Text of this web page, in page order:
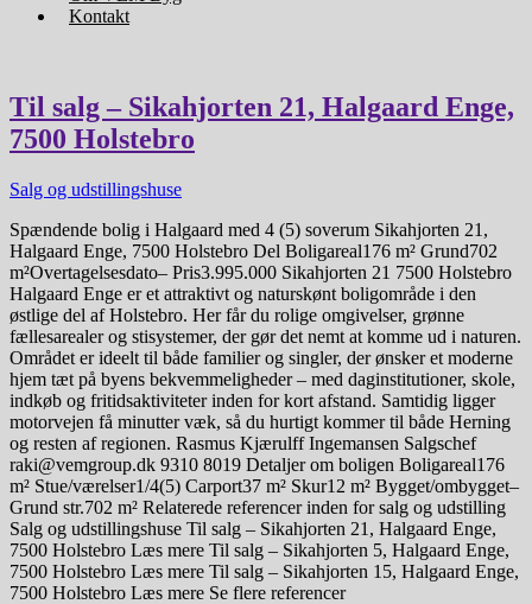
Kontakt
Til salg – Sikahjorten 21, Halgaard Enge,
7500 Holstebro
Salg og udstillingshuse
Spændende bolig i Halgaard med 4 (5) soverum Sikahjorten 21,
Halgaard Enge, 7500 Holstebro Del Boligareal176 m² Grund702
m²Overtagelsesdato– Pris3.995.000 Sikahjorten 21 7500 Holstebro
Halgaard Enge er et attraktivt og naturskønt boligområde i den
østlige del af Holstebro. Her får du rolige omgivelser, grønne
fællesarealer og stisystemer, der gør det nemt at komme ud i naturen.
Området er ideelt til både familier og singler, der ønsker et moderne
hjem tæt på byens bekvemmeligheder – med daginstitutioner, skole,
indkøb og fritidsaktiviteter inden for kort afstand. Samtidig ligger
motorvejen få minutter væk, så du hurtigt kommer til både Herning
og resten af regionen. Rasmus Kjærulff Ingemansen Salgschef
raki@vemgroup.dk 9310 8019 Detaljer om boligen Boligareal176
m² Stue/værelser1/4(5) Carport37 m² Skur12 m² Bygget/ombygget–
Grund str.702 m² Relaterede referencer inden for salg og udstilling
Salg og udstillingshuse Til salg – Sikahjorten 21, Halgaard Enge,
7500 Holstebro Læs mere Til salg – Sikahjorten 5, Halgaard Enge,
7500 Holstebro Læs mere Til salg – Sikahjorten 15, Halgaard Enge,
7500 Holstebro Læs mere Se flere referencer